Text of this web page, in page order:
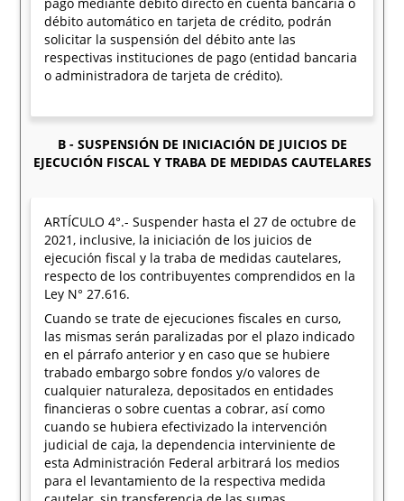
débito automático en tarjeta de crédito, podrán
solicitar la suspensión del débito ante las
respectivas instituciones de pago (entidad bancaria
o administradora de tarjeta de crédito).
B - SUSPENSIÓN DE INICIACIÓN DE JUICIOS DE
EJECUCIÓN FISCAL Y TRABA DE MEDIDAS CAUTELARES
ARTÍCULO 4°.- Suspender hasta el 27 de octubre de
2021, inclusive, la iniciación de los juicios de
ejecución fiscal y la traba de medidas cautelares,
respecto de los contribuyentes comprendidos en la
Ley N° 27.616.
Cuando se trate de ejecuciones fiscales en curso,
las mismas serán paralizadas por el plazo indicado
en el párrafo anterior y en caso que se hubiere
trabado embargo sobre fondos y/o valores de
cualquier naturaleza, depositados en entidades
financieras o sobre cuentas a cobrar, así como
cuando se hubiera efectivizado la intervención
judicial de caja, la dependencia interviniente de
esta Administración Federal arbitrará los medios
para el levantamiento de la respectiva medida